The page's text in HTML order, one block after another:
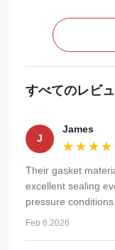
すべてのレビ
J
James
Their gasket
excellent sealing
pressure
Feb 6.2026